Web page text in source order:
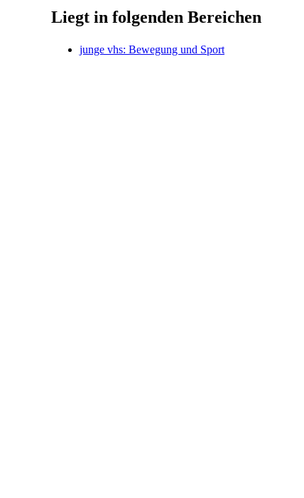
Liegt in folgenden Bereichen
junge vhs: Bewegung und Sport